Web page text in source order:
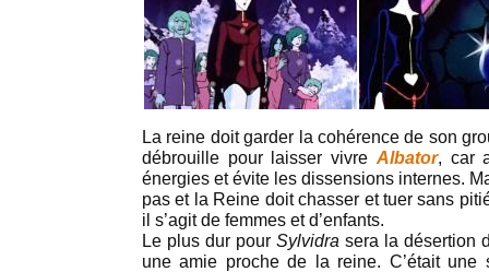
La reine doit garder la cohérence de son
débrouille pour laisser vivre Albator, car
énergies et évite les dissensions internes.
pas et la Reine doit chasser et tuer sans
il s’agit de femmes et d’enfants.
Le plus dur pour Sylvidra sera la désertion
une amie proche de la reine. C’était une